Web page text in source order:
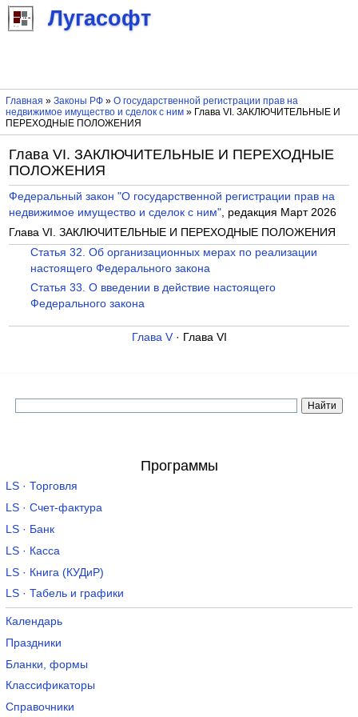
Лугасофт
Главная » Законы РФ» О государственной регистрации прав на
недвижимое имущество и сделок с ним» Глава VI. ЗАКЛЮЧИТЕЛЬНЫЕ И
ПЕРЕХОДНЫЕ ПОЛОЖЕНИЯ
Глава VI. ЗАКЛЮЧИТЕЛЬНЫЕ И ПЕРЕХОДНЫЕ
ПОЛОЖЕНИЯ
Федеральный закон "О государственной регистрации прав на
недвижимое имущество и сделок с ним", редакция Март 2026
Глава VI. ЗАКЛЮЧИТЕЛЬНЫЕ И ПЕРЕХОДНЫЕ ПОЛОЖЕНИЯ
Статья 32. Об организационных мерах по реализации
настоящего Федерального закона
Статья 33. О введении в действие настоящего
Федерального закона
Глава V· Глава VI
Программы
LS · Торговля
LS · Счет-фактура
LS · Банк
LS · Касса
LS · Книга (КУДиР)
LS · Табель и графики
Календарь
Праздники
Бланки, формы
Классификаторы
Справочники